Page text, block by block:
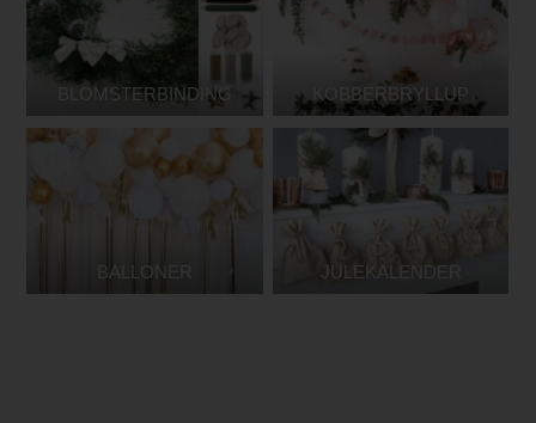
BLOMSTERBINDING KOBBERBRYLLUP
BALLONER JULEKALENDER